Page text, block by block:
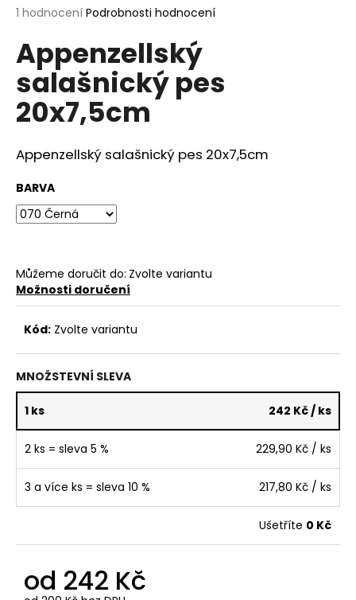
Průměrné
produktu
je
z
5
hvězdiček.
1 hodnocení Podrobnosti hodnocení
Appenzellský
salašnický pes
20x7,5cm
Appenzellský salašnický pes 20x7,5cm
BARVA
Můžeme doručit do: Zvolte variantu
Možnosti doručení
Kód: Zvolte variantu
MNOŽSTEVNÍ SLEVA
1 ks 242 Kč/ ks
2 ks = sleva 5 % 229,90 Kč / ks
3 a více ks = sleva 10 % 217,80 Kč / ks
Ušetříte 0 Kč
od 242 Kč
a
í
t
?
o
p
o
č
u
j
e
m
e
NÁLEPKA
PODLE
379